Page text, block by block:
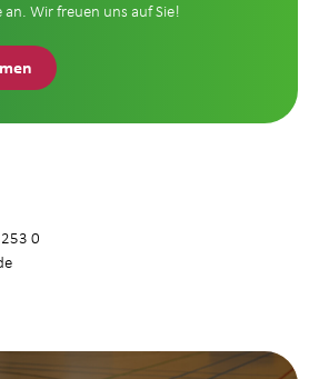
Wir freuen uns auf Sie!
0